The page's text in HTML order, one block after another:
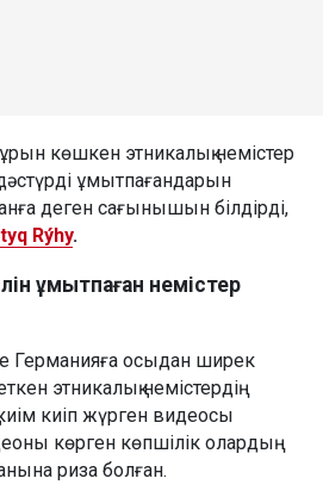
көшкен этникалық немістер
дәстүрді ұмытпағандарын
деген сағынышын білдірді,
Rýhy.
ұмытпаған немістер
Германияға осыдан ширек
этникалық немістердің
киім киіп жүрген видеосы
көрген көпшілік олардың
риза болған.